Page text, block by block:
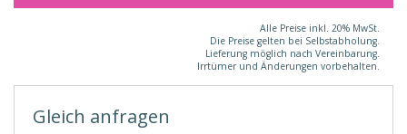
Alle Preise inkl. 20% MwSt.
Die Preise gelten bei Selbstabholung.
Lieferung möglich nach Vereinbarung.
Irrtümer und Änderungen vorbehalten.
Gleich anfragen